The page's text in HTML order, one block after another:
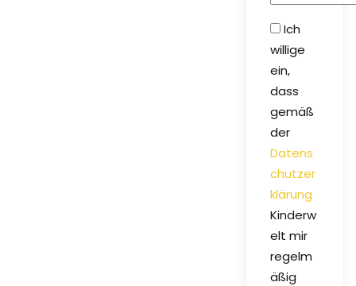
Ich
willige
ein,
dass
gemäß
der
Datens
chutzer
klärung
Kinderw
elt mir
regelm
äßig